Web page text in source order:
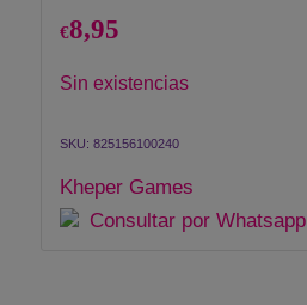
€8,95
Sin existencias
SKU: 825156100240
Kheper Games
Consultar por Whatsapp